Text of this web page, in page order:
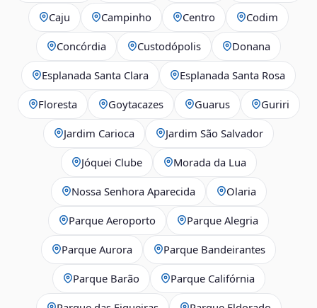
Caju Campinho Centro Codim
Concórdia Custodópolis Donana
Esplanada Santa Clara Esplanada Santa Rosa
Floresta Goytacazes Guarus Guriri
Jardim Carioca Jardim São Salvador
Jóquei Clube Morada da Lua
Nossa Senhora Aparecida Olaria
Parque Aeroporto Parque Alegria
Parque Aurora Parque Bandeirantes
Parque Barão Parque Califórnia